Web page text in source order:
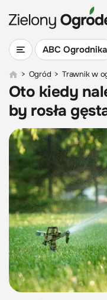
ABC Ogrodnika
> Ogród > Trawnik w
Oto kiedy
by rosła